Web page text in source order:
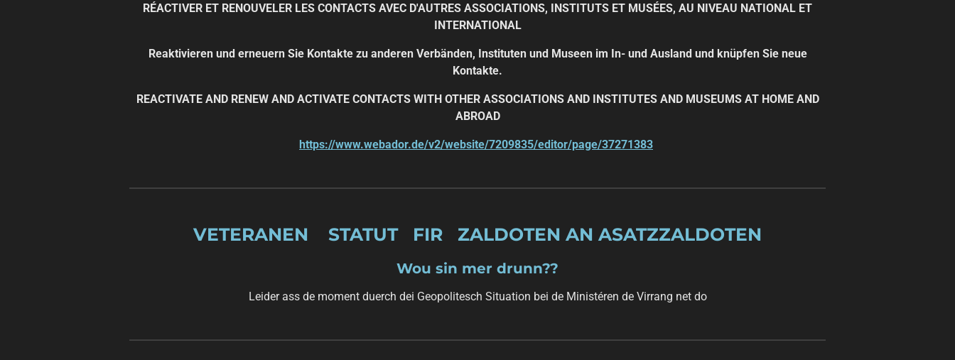
RÉACTIVER ET RENOUVELER LES CONTACTS AVEC D'AUTRES ASSOCIATIONS, INSTITUTS ET MUSÉES, AU NIVEAU NATIONAL ET
INTERNATIONAL
Reaktivieren und erneuern Sie Kontakte zu anderen Verbänden, Instituten und Museen im In- und Ausland und knüpfen Sie neue
Kontakte.
REACTIVATE AND RENEW AND ACTIVATE CONTACTS WITH OTHER ASSOCIATIONS AND INSTITUTES AND MUSEUMS AT HOME AND
ABROAD
https://www.webador.de/v2/website/7209835/editor/page/37271383
VETERANEN STATUT FIR ZALDOTEN AN ASATZZALDOTEN
Wou sin mer drunn??
Leider ass de moment duerch dei Geopolitesch Situation bei de Ministéren de Virrang net do